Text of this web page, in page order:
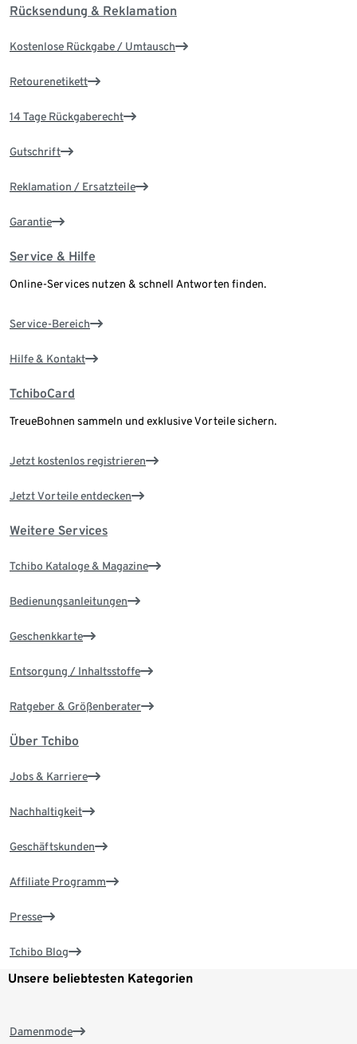
Rücksendung & Reklamation
Kostenlose Rückgabe / Umtausch
Retourenetikett
14 Tage Rückgaberecht
Gutschrift
Reklamation / Ersatzteile
Garantie
Service & Hilfe
Online-Services nutzen & schnell Antworten finden.
Service-Bereich
Hilfe & Kontakt
TchiboCard
TreueBohnen sammeln und exklusive Vorteile sichern.
Jetzt kostenlos registrieren
Jetzt Vorteile entdecken
Weitere Services
Tchibo Kataloge & Magazine
Bedienungsanleitungen
Geschenkkarte
Entsorgung / Inhaltsstoffe
Ratgeber & Größenberater
Über Tchibo
Jobs & Karriere
Nachhaltigkeit
Geschäftskunden
Affiliate Programm
Presse
Tchibo Blog
Unsere beliebtesten Kategorien
Damenmode